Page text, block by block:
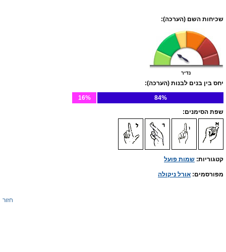
שכיחות השם (הערכה):
נדיר
יחס בין בנים לבנות (הערכה):
84%
16%
שפת הסימנים:
קטגוריות: שמות פועל
מפורסמים: אורל ניקולה
חזור